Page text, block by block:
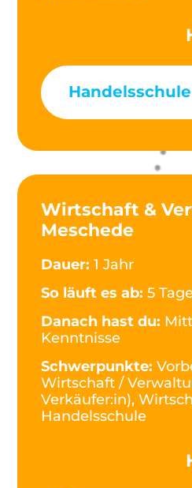
Wirtschaft &
Meschede
Dauer: 1 Jahr
So läuft es ab: 5
Danach hast du:
Kenntnisse
Schwerpunkte:
Wirtschaft /
Verkäufer:in),
Handelsschule